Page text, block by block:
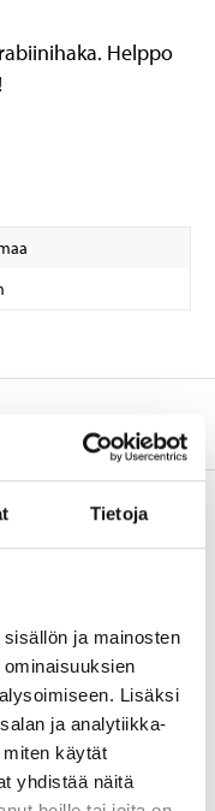
Tietoja
ja mainosten
Lisäksi
ja analytiikka-
käytät
yhdistää näitä
Helppo
2 tunnin kuluttua!
myös